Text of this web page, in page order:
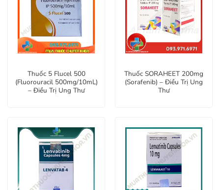
Thuốc 5 Flucel 500
(Fluorouracil 500mg/10mL)
– Điều Trị Ung Thư
Thuốc SORAHEET 200mg
(Sorafenib) – Điều Trị Ung
Thư